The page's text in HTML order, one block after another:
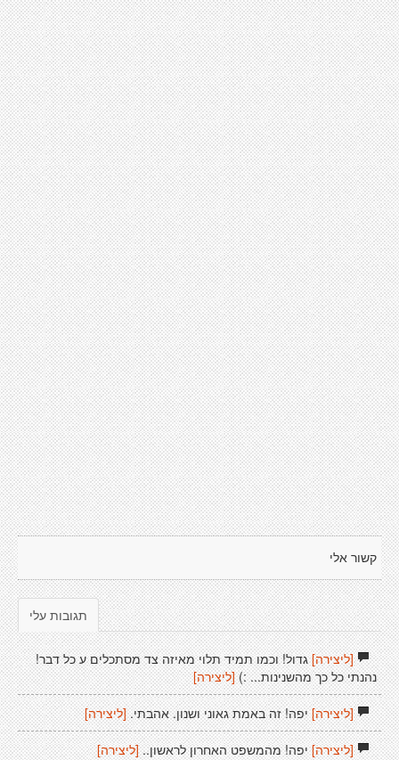
קשור אלי
תגובות עלי
[ליצירה]גדול! וכמו תמיד תלוי מאיזה צד מסתכלים ע כל דבר!
נהנתי כל כך מהשנינות... :) [ליצירה]
[ליצירה]יפה! זה באמת גאוני ושנון. אהבתי. [ליצירה]
[ליצירה]יפה! מהמשפט האחרון לראשון.. [ליצירה]